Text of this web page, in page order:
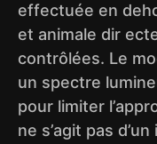
effectuée en
et animale dir
contrôlées. Le
un spectre
pour limiter
ne s’agit pas